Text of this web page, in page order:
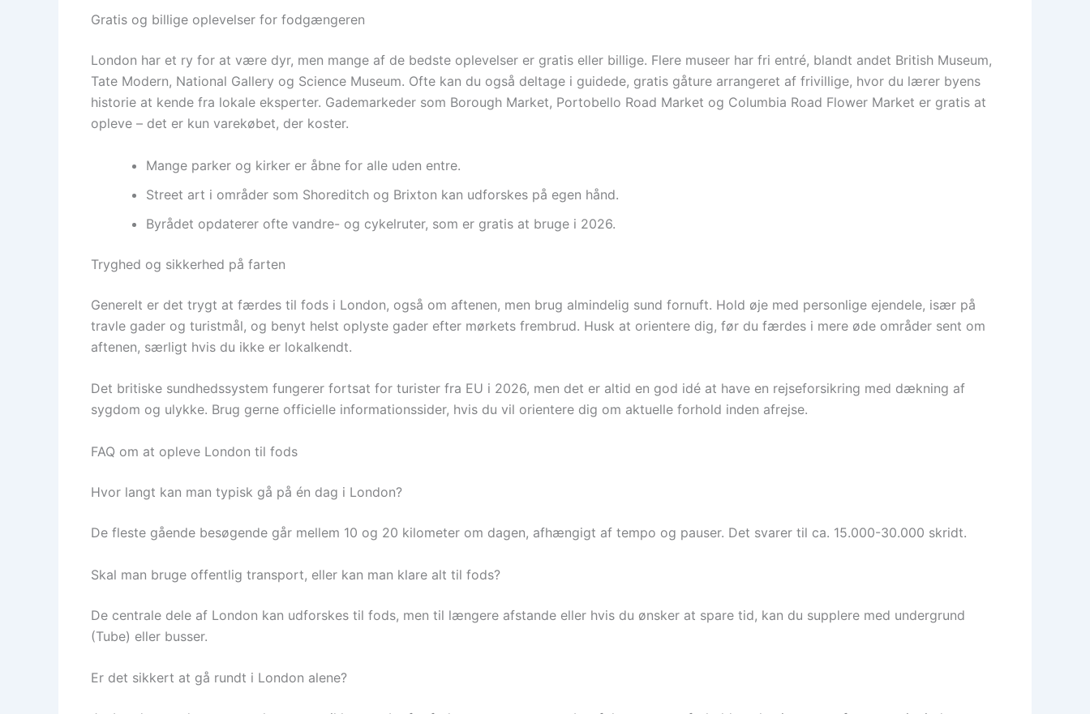
Gratis og billige oplevelser for fodgængeren
London har et ry for at være dyr, men mange af de bedste oplevelser er gratis eller billige. Flere museer har fri entré, blandt andet British Museum,
Tate Modern, National Gallery og Science Museum. Ofte kan du også deltage i guidede, gratis gåture arrangeret af frivillige, hvor du lærer byens
historie at kende fra lokale eksperter. Gademarkeder som Borough Market, Portobello Road Market og Columbia Road Flower Market er gratis at
opleve – det er kun varekøbet, der koster.
Mange parker og kirker er åbne for alle uden entre.
Street art i områder som Shoreditch og Brixton kan udforskes på egen hånd.
Byrådet opdaterer ofte vandre- og cykelruter, som er gratis at bruge i 2026.
Tryghed og sikkerhed på farten
Generelt er det trygt at færdes til fods i London, også om aftenen, men brug almindelig sund fornuft. Hold øje med personlige ejendele, især på
travle gader og turistmål, og benyt helst oplyste gader efter mørkets frembrud. Husk at orientere dig, før du færdes i mere øde områder sent om
aftenen, særligt hvis du ikke er lokalkendt.
Det britiske sundhedssystem fungerer fortsat for turister fra EU i 2026, men det er altid en god idé at have en rejseforsikring med dækning af
sygdom og ulykke. Brug gerne officielle informationssider, hvis du vil orientere dig om aktuelle forhold inden afrejse.
FAQ om at opleve London til fods
Hvor langt kan man typisk gå på én dag i London?
De fleste gående besøgende går mellem 10 og 20 kilometer om dagen, afhængigt af tempo og pauser. Det svarer til ca. 15.000-30.000 skridt.
Skal man bruge offentlig transport, eller kan man klare alt til fods?
De centrale dele af London kan udforskes til fods, men til længere afstande eller hvis du ønsker at spare tid, kan du supplere med undergrund
(Tube) eller busser.
Er det sikkert at gå rundt i London alene?